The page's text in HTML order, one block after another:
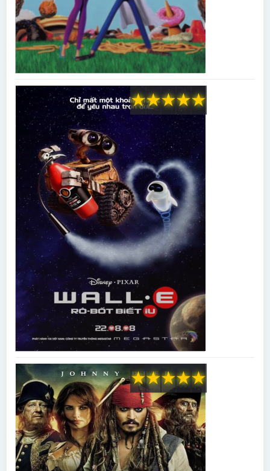
★
★
★
★
★
★
★
★
★
★